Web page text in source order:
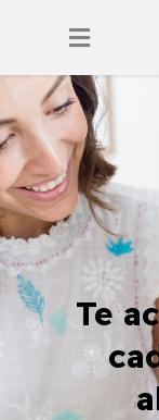
Te